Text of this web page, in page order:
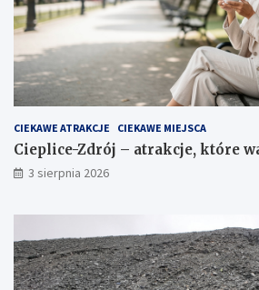
CIEKAWE ATRAKCJE CIEKAWE MIEJSCA
Cieplice-Zdrój – atrakcje, które
3 sierpnia 2026